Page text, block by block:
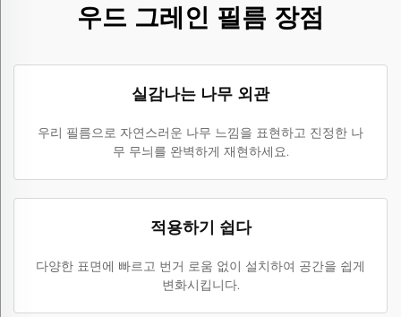
우드 그레인 필름 장점
실감나는 나무 외관
우리 필름으로 자연스러운 나무 느낌을 표현하고 진정한 나
무 무늬를 완벽하게 재현하세요.
적용하기 쉽다
다양한 표면에 빠르고 번거 로움 없이 설치하여 공간을 쉽게
변화시킵니다.